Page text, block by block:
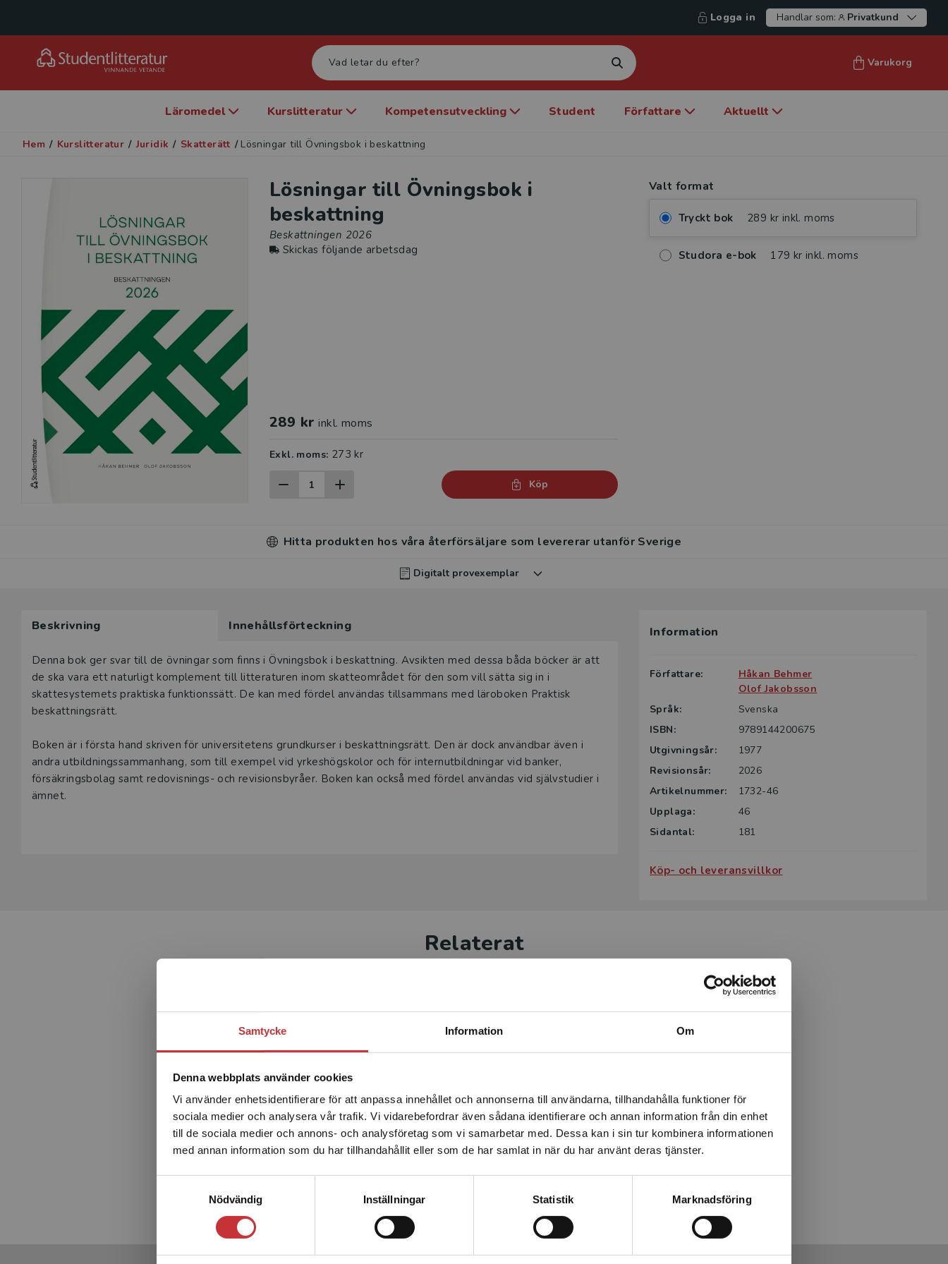
Samtycke Information Om
Denna webbplats använder cookies
Vi använder enhetsidentifierare för att anpassa innehållet och annonserna till användarna, tillhandahålla funktioner för
sociala medier och analysera vår trafik. Vi vidarebefordrar även sådana identifierare och annan information från din enhet
till de sociala medier och annons- och analysföretag som vi samarbetar med. Dessa kan i sin tur kombinera informationen
med annan information som du har tillhandahållit eller som de har samlat in när du har använt deras tjänster.
Nödvändig
Inställningar Statistik Marknadsföring
Begränsad fraktregion
Det verkar som att du besöker studentlitteratur.se via en
enhet utanför Sverige. Vi erbjuder inte leveranser utanför
Sverige. För att kunna slutföra ett köp måste
leveransadressen vara i Sverige.Läs mer
Logga in Handlar som: Privatkund
Varukorg
Läromedel Kurslitteratur Kompetensutveckling Student Författare Aktuellt
Hem / Kurslitteratur / Juridik / Skatterätt / Lösningar till Övningsbok i beskattning
Lösningar till Övningsbok i
beskattning
Beskattningen 2026
Skickas följande arbetsdag
289 kr inkl. moms
Exkl. moms: 273 kr
Köp
Valt format
Tryckt bok 289 kr inkl. moms
Studora e-bok 179 kr inkl. moms
Hitta produkten hos våra återförsäljare som levererar utanför Sverige
Digitalt provexemplar
här produkten.
Våra digitala provexemplar tillhandahålls via Studora.se och ger dig tillgång till boken
under 180 dagar. Observera att erbjudandet endast gäller relevanta produkter för din
undervisning (nivå och ämne) och dig som är verksam i Sverige. Du kan alltid kontakta
om du önskar ytterligare information eller har frågor om produkten.
Den här produkten kan beställas av lärare på universitet eller högskola. Om det gäller
tjänsteexemplar av en kursbok på befintlig kurslista hänvisar vi till din arbetsgivare.
Beskrivning Innehållsförteckning
Beskrivning
Denna bok ger svar till de övningar som finns i Övningsbok i beskattning. Avsikten med dessa båda böcker är att
de ska vara ett naturligt komplement till litteraturen inom skatteområdet för den som vill sätta sig in i
skattesystemets praktiska funktionssätt. De kan med fördel användas tillsammans med läroboken Praktisk
beskattningsrätt.
Boken är i första hand skriven för universitetens grundkurser i beskattningsrätt. Den är dock användbar även i
andra utbildningssammanhang, som till exempel vid yrkeshögskolor och för internutbildningar vid banker,
försäkringsbolag samt redovisnings- och revisionsbyråer. Boken kan också med fördel användas vid självstudier i
ämnet.
Information
Författare:
Håkan Behmer
Olof Jakobsson
Språk:
Svenska
ISBN:
9789144200675
Utgivningsår:
1977
Revisionsår:
2026
Artikelnummer:
1732-46
Upplaga:
46
Sidantal:
181
Köp- och leveransvillkor
Relaterat
Praktisk beskattningsrätt
Behmer, H - Jakobsson, O
Övningsbok i beskattning
Behmer, H - Jakobsson, O
Exkl. moms: 273 kr